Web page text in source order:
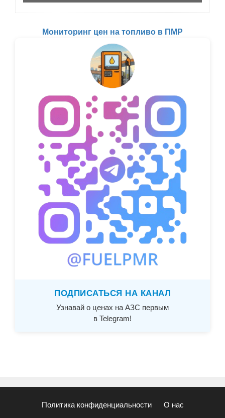
Мониторинг цен на топливо в ПМР
ПОДПИСАТЬСЯ НА КАНАЛ
Узнавай о ценах на АЗС первым
в Telegram!
Политика конфиденциальности О нас